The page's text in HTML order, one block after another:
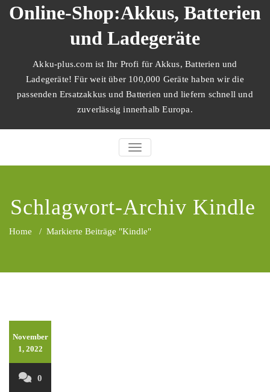
Zum
InhaltOnline-Shop:Akkus, Batterien
und Ladegeräte
Akku-plus.com ist Ihr Profi für Akkus, Batterien und
Ladegeräte! Für weit über 100,000 Geräte haben wir die
passenden Ersatzakkus und Batterien und liefern schnell und
zuverlässig innerhalb Europa.
SCHALTE NAVIGATION
Schlagwort-Archiv Kindle
Home / Markierte Beiträge "Kindle"
November
1, 2022
0